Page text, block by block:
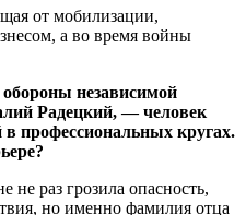
от мобилизации,
а во время войны
независимой
Радецкий, — человек
профессио­нальных кругах.
раз грозила опасность,
но именно фамилия отца